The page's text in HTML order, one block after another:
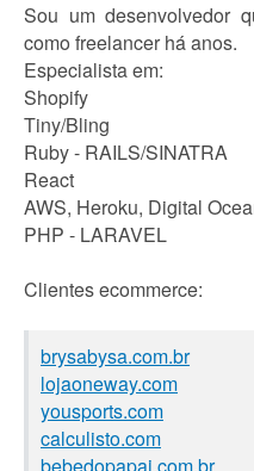
Sou um desenvolvedor
como freelancer há anos.
Especialista em:
Shopify
Tiny/Bling
Ruby - RAILS/SINATRA
React
AWS, Heroku, Digital
PHP - LARAVEL
Clientes ecommerce:
brysabysa.com.br
lojaoneway.com
yousports.com
calculisto.com